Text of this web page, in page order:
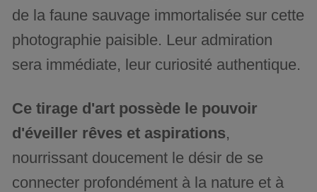
de la faune sauvage immortalisée sur cette
photographie paisible. Leur admiration
sera immédiate, leur curiosité authentique.
Ce tirage d'art possède le pouvoir
d'éveiller rêves et aspirations,
nourrissant doucement le désir de se
connecter profondément à la nature et à